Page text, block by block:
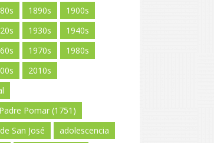
1890s
1900s
1930s
1940s
1970s
1980s
2010s
Pomar (1751)
San José
adolescencia